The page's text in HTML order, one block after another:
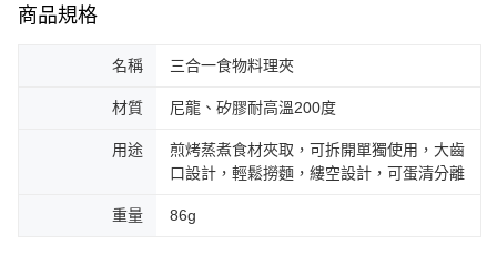
商品規格
名稱 三合一食物料理夾
材質 尼龍、矽膠耐高溫200度
用途
煎烤蒸煮食材夾取，可拆開單獨使用，大齒
口設計，輕鬆撈麵，縷空設計，可蛋清分離
重量 86g